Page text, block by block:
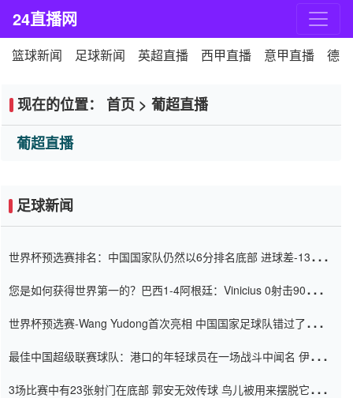
24直播网
篮球新闻 足球新闻 英超直播 西甲直播 意甲直播 德
现在的位置： 首页 > 葡超直播
葡超直播
足球新闻
世界杯预选赛排名：中国国家队仍然以6分排名底部 进球差-13令人
您是如何获得世界第一的？巴西1-4阿根廷：Vinicius 0射击90分钟
世界杯预选赛-Wang Yudong首次亮相 中国国家足球队错过了世界
最佳中国超级联赛球队：港口的年轻球员在一场战斗中闻名 伊万放
3场比赛中有23张射门在底部 郭安无效传球 鸟儿被用来摆脱它